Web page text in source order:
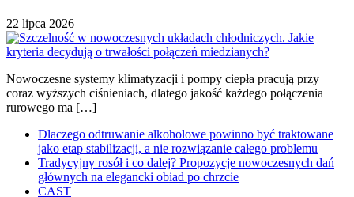
22 lipca 2026
Nowoczesne systemy klimatyzacji i pompy ciepła pracują przy
coraz wyższych ciśnieniach, dlatego jakość każdego połączenia
rurowego ma […]
Dlaczego odtruwanie alkoholowe powinno być traktowane
jako etap stabilizacji, a nie rozwiązanie całego problemu
Tradycyjny rosół i co dalej? Propozycje nowoczesnych dań
głównych na elegancki obiad po chrzcie
CAST